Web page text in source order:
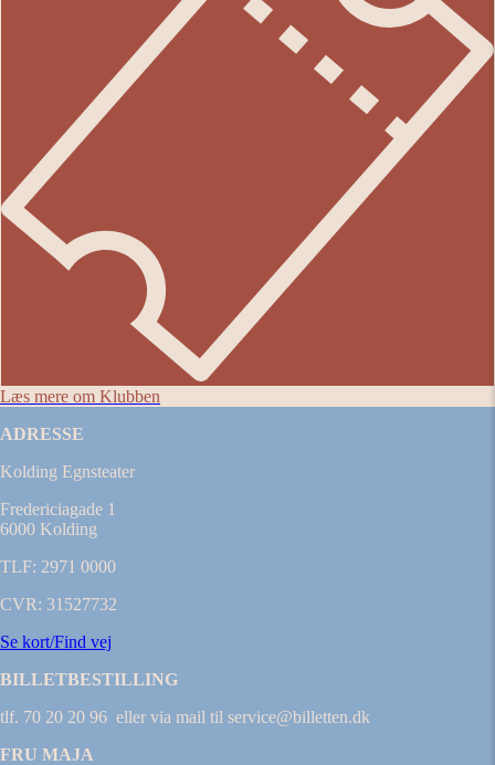
Læs mere om Klubben
ADRESSE
Kolding Egnsteater
Fredericiagade 1
6000 Kolding
TLF: 2971 0000
CVR: 31527732
Se kort/Find vej
BILLETBESTILLING
tlf. 70 20 20 96 eller via mail til service@billetten.dk
FRU MAJA